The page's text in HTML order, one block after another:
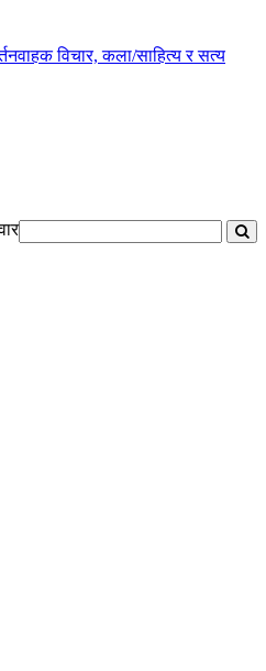
विचार, कला/साहित्य र सत्य